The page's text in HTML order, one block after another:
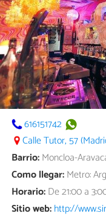
616151742
Calle Tutor, 57
Barrio:Moncloa-
Como llegar:Metro:
Horario:De 21:00 a
Sitio web:http://